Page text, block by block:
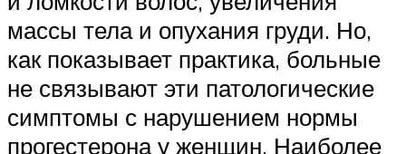
массы тела и опухания груди. Но,
как показывает практика, больные
не связывают эти патологические
симптомы с нарушением нормы
прогестерона у женщин. Наиболее